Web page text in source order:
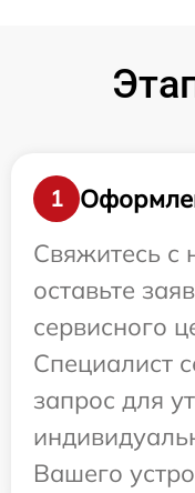
1
Свяжитесь с
оставьте
сервисного
Специалист
запрос для
Вашего